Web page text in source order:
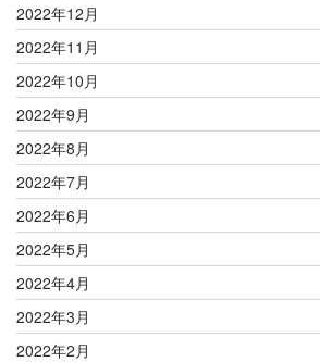
2022年12月
2022年11月
2022年10月
2022年9月
2022年8月
2022年7月
2022年6月
2022年5月
2022年4月
2022年3月
2022年2月